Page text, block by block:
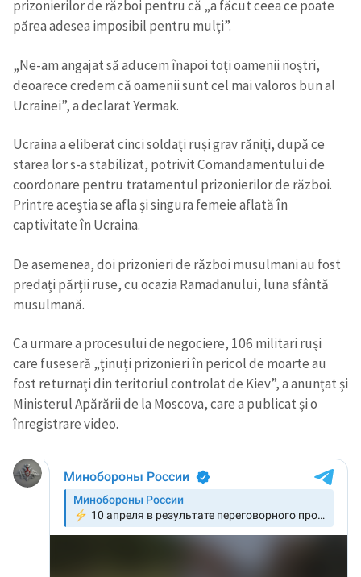
prizonierilor de război pentru că „a făcut ceea ce poate
părea adesea imposibil pentru mulți”.
„Ne-am angajat să aducem înapoi toți oamenii noștri,
deoarece credem că oamenii sunt cel mai valoros bun al
Ucrainei”, a declarat Yermak.
Ucraina a eliberat cinci soldați ruși grav răniți, după ce
starea lor s-a stabilizat, potrivit Comandamentului de
coordonare pentru tratamentul prizonierilor de război.
Printre aceștia se afla și singura femeie aflată în
captivitate în Ucraina.
De asemenea, doi prizonieri de război musulmani au fost
predați părții ruse, cu ocazia Ramadanului, luna sfântă
musulmană.
Ca urmare a procesului de negociere, 106 militari ruși
care fuseseră „ținuți prizonieri în pericol de moarte au
fost returnați din teritoriul controlat de Kiev”, a anunțat și
Ministerul Apărării de la Moscova, care a publicat și o
înregistrare video.